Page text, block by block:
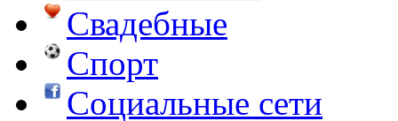
Свадебные
Спорт
Социальные сети